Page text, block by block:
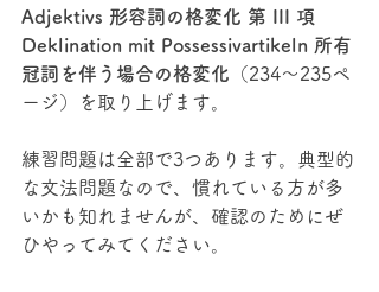
Adjektivs 形容詞の格変化 第 III 項
Deklination mit Possessivartikeln 所有
冠詞を伴う場合の格変化 （234～235ペ
ージ）を取り上げます。
練習問題は全部で3つあります。典型的
な文法問題なので、慣れている方が多
いかも知れませんが、確認のためにぜ
ひやってみてください。